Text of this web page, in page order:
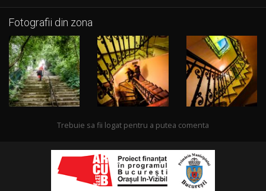
Fotografii din zona
Trebuie sa fii logat pentru a putea comenta